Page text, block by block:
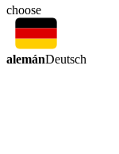
choose
alemánDeutsch